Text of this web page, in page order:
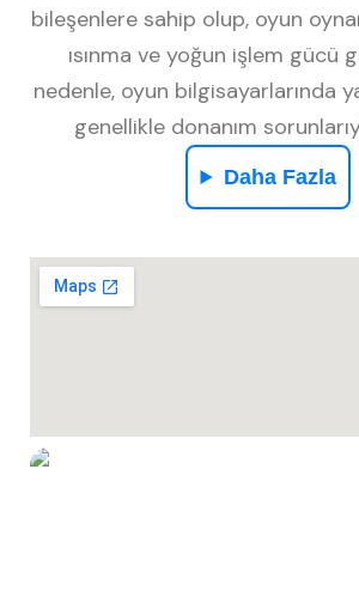
bileşenlere sahip olup, oyun
ısınma ve yoğun işlem gücü
nedenle, oyun bilgisayarlarında
genellikle donanım
Daha Fazla